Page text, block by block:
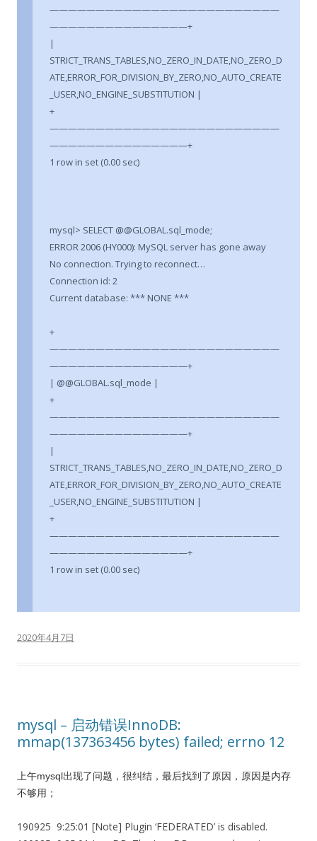
—————————————————————————
———————————————+
|
STRICT_TRANS_TABLES,NO_ZERO_IN_DATE,NO_ZERO_D
ATE,ERROR_FOR_DIVISION_BY_ZERO,NO_AUTO_CREATE
_USER,NO_ENGINE_SUBSTITUTION |
+
—————————————————————————
———————————————+
1 row in set (0.00 sec)
mysql> SELECT @@GLOBAL.sql_mode;
ERROR 2006 (HY000): MySQL server has gone away
No connection. Trying to reconnect…
Connection id: 2
Current database: *** NONE ***
+
—————————————————————————
———————————————+
| @@GLOBAL.sql_mode |
+
—————————————————————————
———————————————+
|
STRICT_TRANS_TABLES,NO_ZERO_IN_DATE,NO_ZERO_D
ATE,ERROR_FOR_DIVISION_BY_ZERO,NO_AUTO_CREATE
_USER,NO_ENGINE_SUBSTITUTION |
+
—————————————————————————
———————————————+
1 row in set (0.00 sec)
2020年4月7日
mysql – 启动错误InnoDB:
mmap(137363456 bytes) failed; errno 12
上午mysql出现了问题，很纠结，最后找到了原因，原因是内存
不够用；
190925 9:25:01 [Note] Plugin ‘FEDERATED’ is disabled.